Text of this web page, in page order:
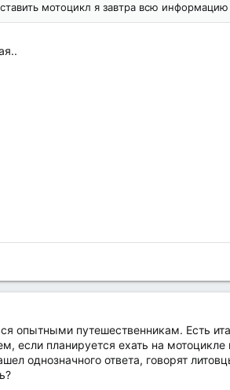
мотоцикл я завтра всю
опытными путешественникам. Есть
если планируется ехать на
однозначного ответа, говорят